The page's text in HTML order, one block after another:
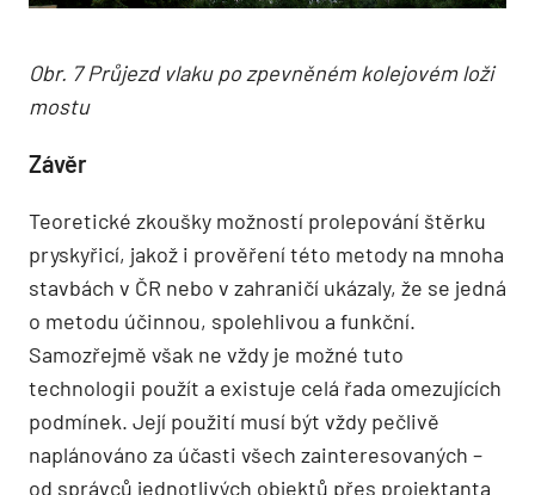
Obr. 7 Průjezd vlaku po zpevněném kolejovém loži
mostu
Závěr
Teoretické zkoušky možností prolepování štěrku
pryskyřicí, jakož i prověření této metody na mnoha
stavbách v ČR nebo v zahraničí ukázaly, že se jedná
o metodu účinnou, spolehlivou a funkční.
Samozřejmě však ne vždy je možné tuto
technologii použít a existuje celá řada omezujících
podmínek. Její použití musí být vždy pečlivě
naplánováno za účasti všech zainteresovaných –
od správců jednotlivých objektů přes projektanta